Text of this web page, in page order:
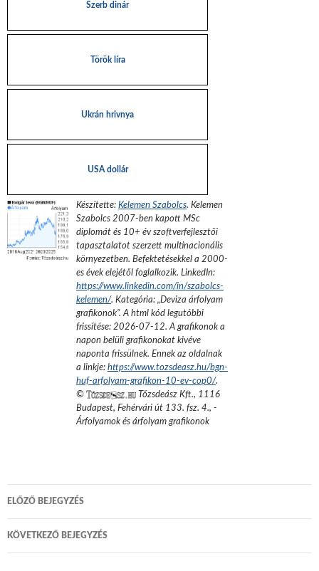
Szerb dinár
Török líra
Ukrán hrivnya
USA dollár
Készítette: Kelemen Szabolcs. Kelemen
Szabolcs 2007-ben kapott MSc
diplomát és 10+ év szoftverfejlesztői
tapasztalatot szerzett multinacionális
környezetben. Befektetésekkel a 2000-
es évek elejétől foglalkozik. LinkedIn:
https://www.linkedin.com/in/szabolcs-
kelemen/. Kategória: „Deviza árfolyam
grafikonok”.A html kód legutóbbi
frissítése: 2026-07-12. A grafikonok a
napon belüli grafikonokat kivéve
naponta frissülnek. Ennek az oldalnak
a linkje: https://www.tozsdeasz.hu/bgn-
huf-arfolyam-grafikon-10-ev-cop0/.
©
Tőzsdeász Kft., 1116
Budapest, Fehérvári út 133. fsz. 4., -
Árfolyamok és árfolyam grafikonok
Bejegyzés
navigáció
ELŐZŐ BEJEGYZÉS
KÖVETKEZŐ BEJEGYZÉS